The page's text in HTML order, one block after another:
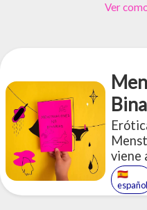
Ver
viene
🇪🇸
español